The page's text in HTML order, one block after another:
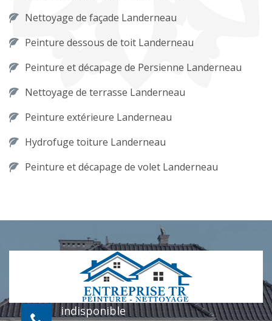
Nettoyage de façade Landerneau
Peinture dessous de toit Landerneau
Peinture et décapage de Persienne Landerneau
Nettoyage de terrasse Landerneau
Peinture extérieure Landerneau
Hydrofuge toiture Landerneau
Peinture et décapage de volet Landerneau
indisponible